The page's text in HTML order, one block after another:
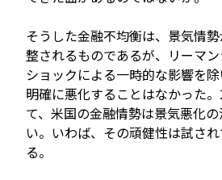
そうした金融不均衡は、景気情
整されるものであるが、リーマ
ショックによる一時的な影響を
明確に悪化することはなかった
て、米国の金融情勢は景気悪化
い。いわば、その頑健性は試さ
る。